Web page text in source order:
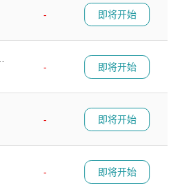
-
即将开始
-
即将开始
-
即将开始
-
即将开始